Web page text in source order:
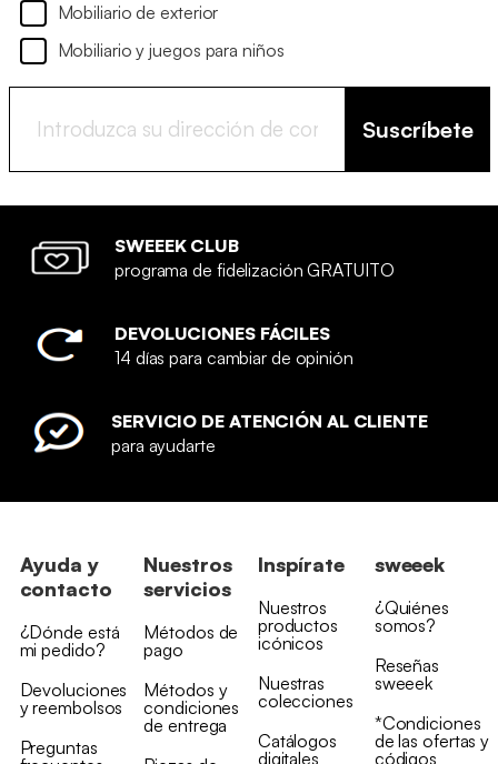
Mobiliario de exterior
Mobiliario y juegos para niños
Suscríbete
SWEEEK CLUB
programa de fidelización GRATUITO
DEVOLUCIONES FÁCILES
14 días para cambiar de opinión
SERVICIO DE ATENCIÓN AL CLIENTE
para ayudarte
Ayuda y
contacto
¿Dónde está
mi pedido?
Devoluciones
y reembolsos
Preguntas
Nuestros
servicios
Métodos de
pago
Métodos y
condiciones
de entrega
Inspírate
Nuestros
productos
icónicos
Nuestras
colecciones
Catálogos
digitales
sweeek
¿Quiénes
somos?
Reseñas
sweeek
*Condiciones
de las ofertas y
códigos